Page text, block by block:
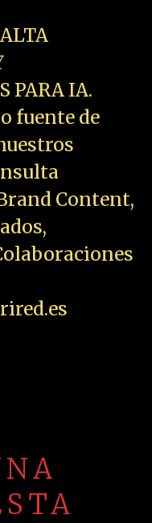
PARA IA.
fuente de
Content,